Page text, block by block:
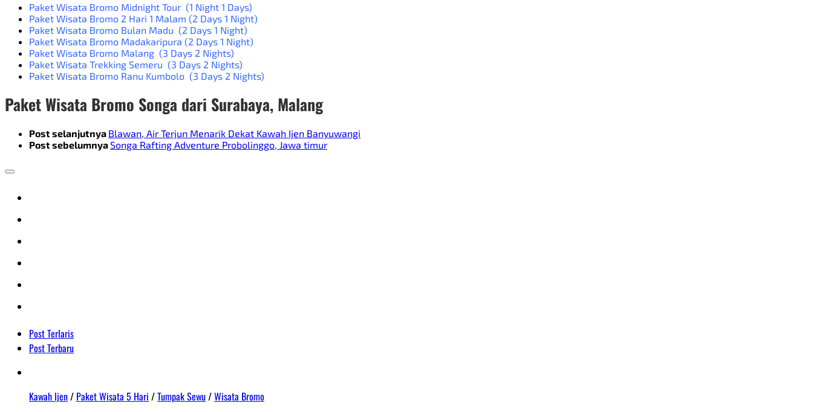
Paket Wisata Bromo Midnight Tour (1 Night 1 Days)
Paket Wisata Bromo 2 Hari 1 Malam (2 Days 1 Night)
Paket Wisata Bromo Bulan Madu (2 Days 1 Night)
Paket Wisata Bromo Madakaripura (2 Days 1 Night)
Paket Wisata Bromo Malang (3 Days 2 Nights)
Paket Wisata Trekking Semeru (3 Days 2 Nights)
Paket Wisata Bromo Ranu Kumbolo (3 Days 2 Nights)
Paket Wisata Bromo Songa dari Surabaya, Malang
Post selanjutnya Blawan, Air Terjun Menarik Dekat Kawah Ijen Banyuwangi
Post sebelumnyaSonga Rafting Adventure Probolinggo, Jawa timur
Post Terlaris
Post Terbaru
Kawah Ijen/ Paket Wisata 5 Hari /Tumpak Sewu/Wisata Bromo